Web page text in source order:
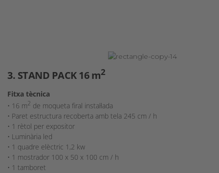
3. STAND PACK 16 m2
Fitxa tècnica
• 16 m2 de moqueta firal instal·lada
• Paret estructura recoberta amb tela 245 cm / h
• 1 rètol per expositor
• Luminària led
• 1 quadre elèctric 1,2 kw
• 1 mostrador 100 x 50 x 100 cm / h
• 1 tamboret